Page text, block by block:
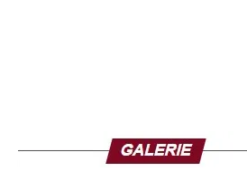
pourraient émerger dans les mois à